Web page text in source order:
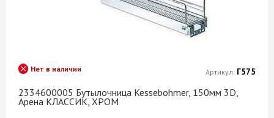
2334600005 Бутылочница Kessebohmer, 150мм 3D,
Арена КЛАССИК, ХРОМ
Нет в наличии Артикул: Г575